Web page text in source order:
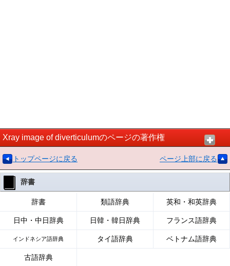
Xray image of diverticulumのページの著作権
トップページに戻る ページ上部に戻る
辞書
辞書 類語辞典 英和・和英辞典
日中・中日辞典 日韓・韓日辞典 フランス語辞典
インドネシア語辞典 タイ語辞典 ベトナム語辞典
古語辞典